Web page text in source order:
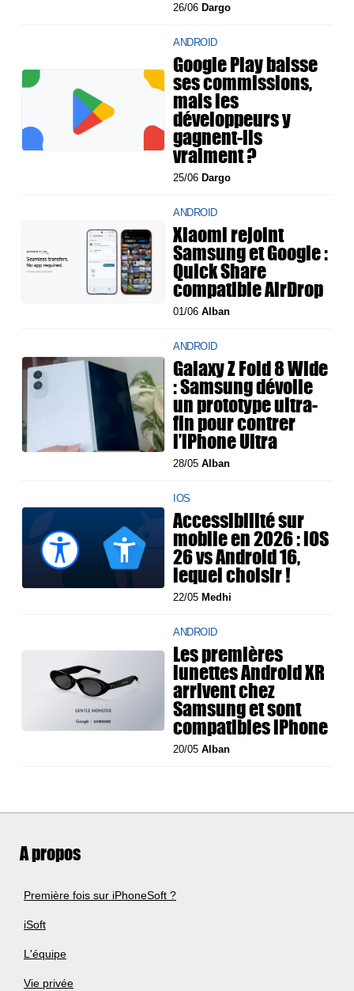
26/06 Dargo
ANDROID
Google Play baisse
ses commissions,
mais les
développeurs y
gagnent-ils
vraiment ?
25/06 Dargo
ANDROID
Xiaomi rejoint
Samsung et Google :
Quick Share
compatible AirDrop
01/06Alban
ANDROID
Galaxy Z Fold 8 Wide
: Samsung dévoile
un prototype ultra-
fin pour contrer
l’iPhone Ultra
28/05Alban
IOS
Accessibilité sur
mobile en 2026 : iOS
26 vs Android 16,
lequel choisir !
22/05 Medhi
ANDROID
Les premières
lunettes Android XR
arrivent chez
Samsung et sont
compatibles iPhone
20/05Alban
A propos
Première fois sur iPhoneSoft ?
iSoft
L'équipe
Vie privée